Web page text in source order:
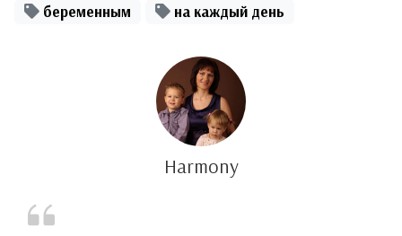
беременным
на каждый день
Harmony